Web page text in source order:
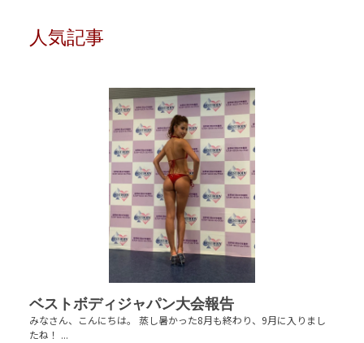
人気記事
ベストボディジャパン大会報告
みなさん、こんにちは。 蒸し暑かった8月も終わり、9月に入りまし
たね！ ...